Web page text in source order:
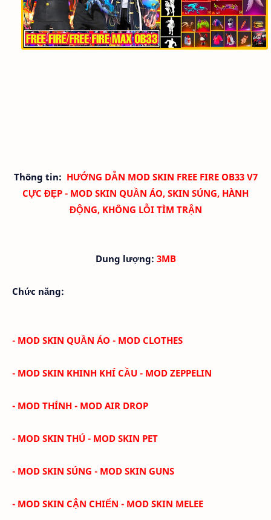
Thông tin: HƯỚNG DẪN MOD SKIN FREE FIRE OB33 V7
CỰC ĐẸP - MOD SKIN QUẦN ÁO, SKIN SÚNG, HÀNH
ĐỘNG, KHÔNG LỖI TÌM TRẬN
Dung lượng: 3MB
Chức năng:
- MOD SKIN QUẦN ÁO - MOD CLOTHES
- MOD SKIN KHINH KHÍ CẦU - MOD ZEPPELIN
- MOD THÍNH - MOD AIR DROP
- MOD SKIN THÚ - MOD SKIN PET
- MOD SKIN SÚNG - MOD SKIN GUNS
- MOD SKIN CẬN CHIẾN - MOD SKIN MELEE